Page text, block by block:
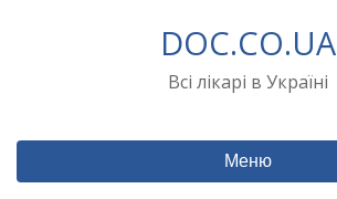
DOC.CO.UA
Всі лікарі в Україні
Меню